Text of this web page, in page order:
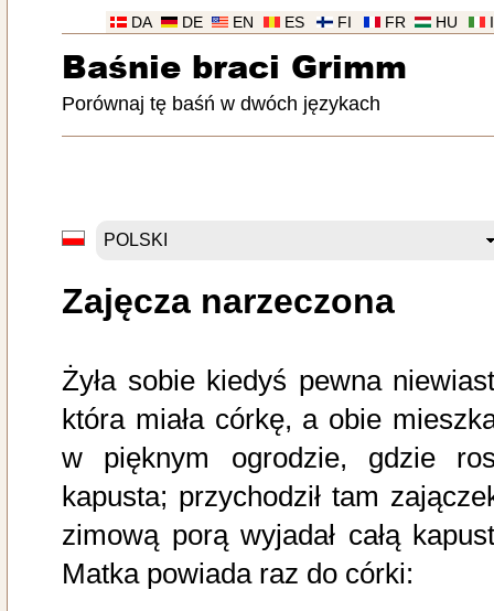
HU
FR
FI
ES
EN
DE
DA
Baśnie braci Grimm
Porównaj tę baśń w dwóch językach
Zajęcza narzeczona
Żyła sobie kiedyś pewna
która miała córkę, a obie
w pięknym ogrodzie, gdzie
kapusta; przychodził tam
zimową porą wyjadał całą
Matka powiada raz do córki: